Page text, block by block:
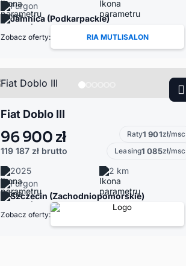
Furgon
Jamnica (Podkarpackie)
Zobacz oferty: RIA MUTLISALON
Fiat Doblo III
96 900 zł
119 187 zł brutto
Raty1 901zł/msc
Leasing1 085zł/msc
2025
2 km
Furgon
Szczecin (Zachodniopomorskie)
Zobacz oferty: